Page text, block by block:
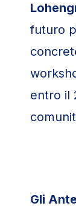
futuro
entro il
Gli